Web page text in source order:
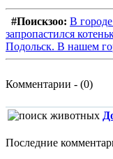
#Поискзоо: В
запропастился
Подольск. В нашем
Комментарии - (0)
Последние